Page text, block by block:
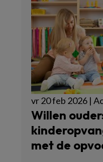
vr 20 feb 2026 |
Willen
met de